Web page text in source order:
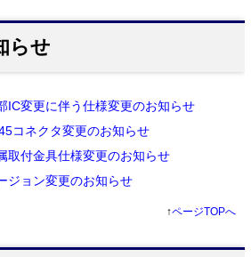
らせ
IC変更に伴う仕様変更のお知らせ
コネクタ変更のお知らせ
取付金具仕様変更のお知らせ
ジョン変更のお知らせ
↑ページTOPへ